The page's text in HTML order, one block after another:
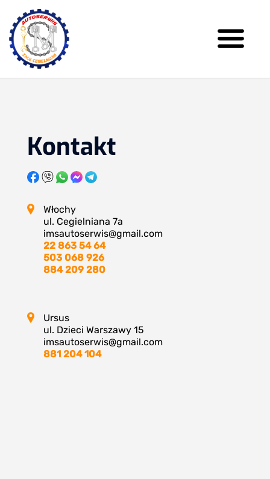
Kontakt
Włochy
ul. Cegielniana 7a
imsautoserwis@gmail.com
22 863 54 64
503 068 926
884 209 280
Ursus
ul. Dzieci Warszawy 15
imsautoserwis@gmail.com
881 204 104